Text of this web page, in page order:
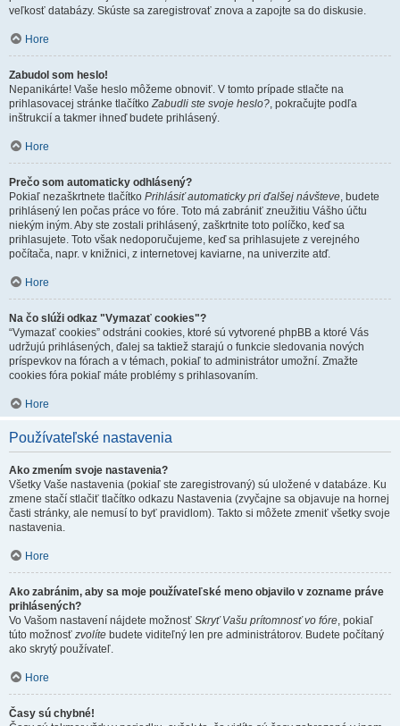
veľkosť databázy. Skúste sa zaregistrovať znova a zapojte sa do diskusie.
Hore
Zabudol som heslo!
Nepanikárte! Vaše heslo môžeme obnoviť. V tomto prípade stlačte na
prihlasovacej stránke tlačítkoZabudli ste svoje heslo?, pokračujte podľa
inštrukcií a takmer ihneď budete prihlásený.
Hore
Prečo som automaticky odhlásený?
Pokiaľ nezaškrtnete tlačítko Prihlásiť automaticky pri ďalšej návšteve, budete
prihlásený len počas práce vo fóre. Toto má zabrániť zneužitiu Vášho účtu
niekým iným. Aby ste zostali prihlásený, zaškrtnite toto políčko, keď sa
prihlasujete. Toto však nedoporučujeme, keď sa prihlasujete z verejného
počítača, napr. v knižnici, z internetovej kaviarne, na univerzite atď.
Hore
Na čo slúži odkaz "Vymazať cookies"?
“Vymazať cookies” odstráni cookies, ktoré sú vytvorené phpBB a ktoré Vás
udržujú prihlásených, ďalej sa taktiež starajú o funkcie sledovania nových
príspevkov na fórach a v témach, pokiaľ to administrátor umožní. Zmažte
cookies fóra pokiaľ máte problémy s prihlasovaním.
Hore
Používateľské nastavenia
Ako zmením svoje nastavenia?
Všetky Vaše nastavenia (pokiaľ ste zaregistrovaný) sú uložené v databáze. Ku
zmene stačí stlačiť tlačítko odkazu Nastavenia (zvyčajne sa objavuje na hornej
časti stránky, ale nemusí to byť pravidlom). Takto si môžete zmeniť všetky svoje
nastavenia.
Hore
Ako zabránim, aby sa moje používateľské meno objavilo v zozname práve
prihlásených?
Vo Vašom nastavení nájdete možnosť Skryť Vašu prítomnosť vo fóre, pokiaľ
túto možnosť zvolíte budete viditeľný len pre administrátorov. Budete počítaný
ako skrytý používateľ.
Hore
Časy sú chybné!